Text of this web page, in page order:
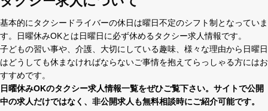
基本的にタクシードライバーの休⽇は曜⽇不定のシフト制となっていま
す。⽇曜休みOKとは⽇曜⽇に必ず休めるタクシー求⼈情報です。
⼦どもの習い事や、介護、⼤切にしている趣味、様々な理由から⽇曜⽇
はどうしても休まなければならないご事情を抱えてらっしゃる⽅にはお
すすめです。
⽇曜休みOKのタクシー求⼈情報⼀覧をぜひご覧下さい。サイトで公開
中の求⼈だけではなく、⾮公開求⼈も無料相談時にご紹介可能です。